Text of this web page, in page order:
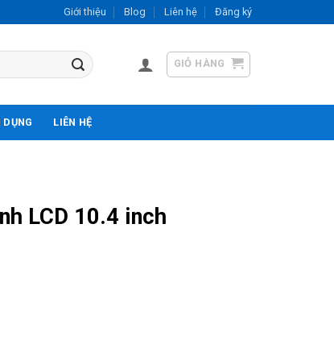
Giới thiệu Blog Liên hệ Đăng ký
GIỎ HÀNG
DỤNG LIÊN HỆ
LCD 10.4 inch